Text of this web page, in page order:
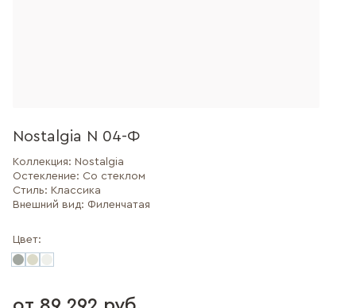
Nostalgia N 04-Ф
Коллекция: Nostalgia
Остекление: Со стеклом
Стиль: Классика
Внешний вид: Филенчатая
Цвет: